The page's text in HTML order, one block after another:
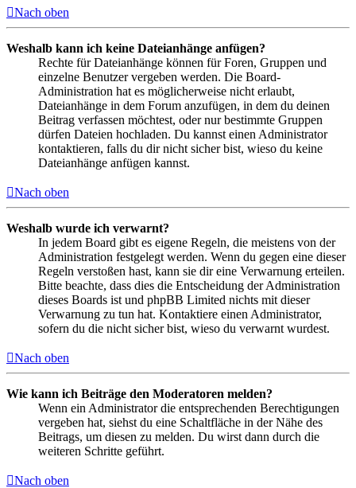
Nach oben
Weshalb kann ich keine Dateianhänge anfügen?
Rechte für Dateianhänge können für Foren, Gruppen und
einzelne Benutzer vergeben werden. Die Board-
Administration hat es möglicherweise nicht erlaubt,
Dateianhänge in dem Forum anzufügen, in dem du deinen
Beitrag verfassen möchtest, oder nur bestimmte Gruppen
dürfen Dateien hochladen. Du kannst einen Administrator
kontaktieren, falls du dir nicht sicher bist, wieso du keine
Dateianhänge anfügen kannst.
Nach oben
Weshalb wurde ich verwarnt?
In jedem Board gibt es eigene Regeln, die meistens von der
Administration festgelegt werden. Wenn du gegen eine dieser
Regeln verstoßen hast, kann sie dir eine Verwarnung erteilen.
Bitte beachte, dass dies die Entscheidung der Administration
dieses Boards ist und phpBB Limited nichts mit dieser
Verwarnung zu tun hat. Kontaktiere einen Administrator,
sofern du die nicht sicher bist, wieso du verwarnt wurdest.
Nach oben
Wie kann ich Beiträge den Moderatoren melden?
Wenn ein Administrator die entsprechenden Berechtigungen
vergeben hat, siehst du eine Schaltfläche in der Nähe des
Beitrags, um diesen zu melden. Du wirst dann durch die
weiteren Schritte geführt.
Nach oben